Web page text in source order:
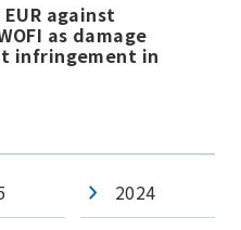
against
as damage
infringement in
2024